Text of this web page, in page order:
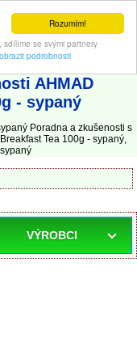
Rozumím!
se svými partnery
podrobnosti
léčbou nemocí
AHMAD
- sypaný
Poradna a zkušenosti s
Tea 100g - sypaný,
VÝROBCI